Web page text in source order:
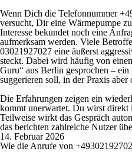
Wenn Dich die Telefonnummer
versucht, Dir eine Wärmepumpe
Interesse bekundet noch eine
aufmerksam werden. Viele
03021927027 eine äußerst
steckt. Dabei wird häufig von
Guru“ aus Berlin gesprochen –
suggerieren soll, in der Praxis
Die Erfahrungen zeigen ein
kommt unerwartet. Du wirst direkt
Teilweise wirkt das Gespräch
das berichten zahlreiche Nutzer
14. Februar 2026
Wie die Anrufe von